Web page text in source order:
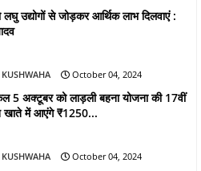
लघु उद्योगों से जोड़कर आर्थिक लाभ दिलवाएं :
October 04, 2024
5 अक्टूबर को लाड़ली बहना योजना की 17वीं
खाते में आएंगे ₹1250...
October 04, 2024